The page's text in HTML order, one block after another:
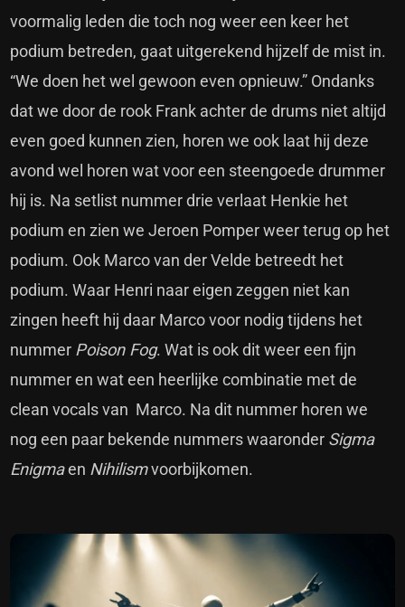
voormalig leden die toch nog weer een keer het
podium betreden, gaat uitgerekend hijzelf de mist in.
“We doen het wel gewoon even opnieuw.” Ondanks
dat we door de rook Frank achter de drums niet altijd
even goed kunnen zien, horen we ook laat hij deze
avond wel horen wat voor een steengoede drummer
hij is. Na setlist nummer drie verlaat Henkie het
podium en zien we Jeroen Pomper weer terug op het
podium. Ook Marco van der Velde betreedt het
podium. Waar Henri naar eigen zeggen niet kan
zingen heeft hij daar Marco voor nodig tijdens het
nummer Poison Fog. Wat is ook dit weer een fijn
nummer en wat een heerlijke combinatie met de
clean vocals van Marco. Na dit nummer horen we
nog een paar bekende nummers waaronder Sigma
Enigmaen Nihilismvoorbijkomen.